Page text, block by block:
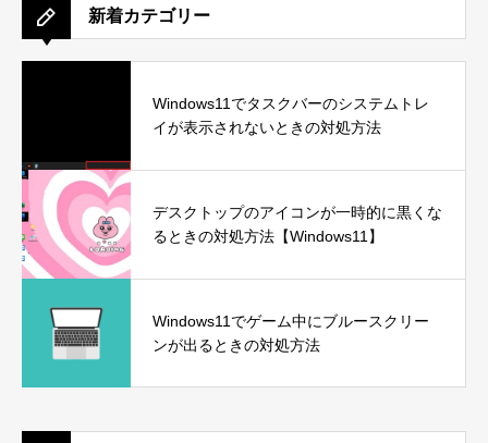
新着カテゴリー
Windows11でタスクバーのシステムトレ
イが表示されないときの対処方法
デスクトップのアイコンが一時的に黒くな
るときの対処方法【Windows11】
Windows11でゲーム中にブルースクリー
ンが出るときの対処方法